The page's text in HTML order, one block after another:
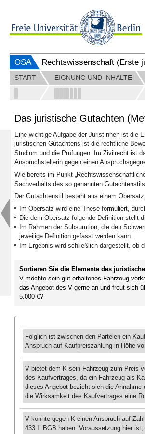
OSA Rechtswissenschaft (Erste
START EIGNUNG UND INHALTE
Das juristische Gutachten
Eine wichtige Aufgabe der JuristInnen ist die
juristischen Gutachtens ist die rechtliche
Studium und die Prüfungen. Im Zivilrecht ist
Anspruchstellerin gegen einen
Wie bereits im Punkt
Sachverhalts des so genannten Gutachtenstils.
Der Gutachtenstil besteht aus einem
Im Obersatz wird eine These formuliert,
Die dem Obersatz folgende Definition stellt
Im Rahmen der Subsumtion, die den
jeweilige Definition gefasst werden kann.
Im Ergebnis wird schließlich dargestellt, ob
Sortieren Sie die Elemente des
V möchte sein gut erhaltenes Fahrzeug
das Angebot des V gerne an und freut sich
5.000 €?
Folglich ist zwischen den Parteien ein
Anspruch auf Kaufpreiszahlung in Höhe
V bietet dem K sein Fahrzeug zum Preis
des Kaufvertrages, da ein Fahrzeug als
dieses Angebot bezieht sich die
die Wirksamkeit des Kaufvertrages eine
V könnte gegen K einen Anspruch auf
433 II BGB haben. Voraussetzung hier